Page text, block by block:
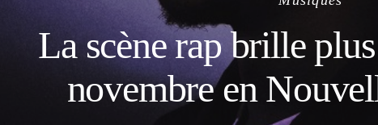
La scène rap brille
novembre en